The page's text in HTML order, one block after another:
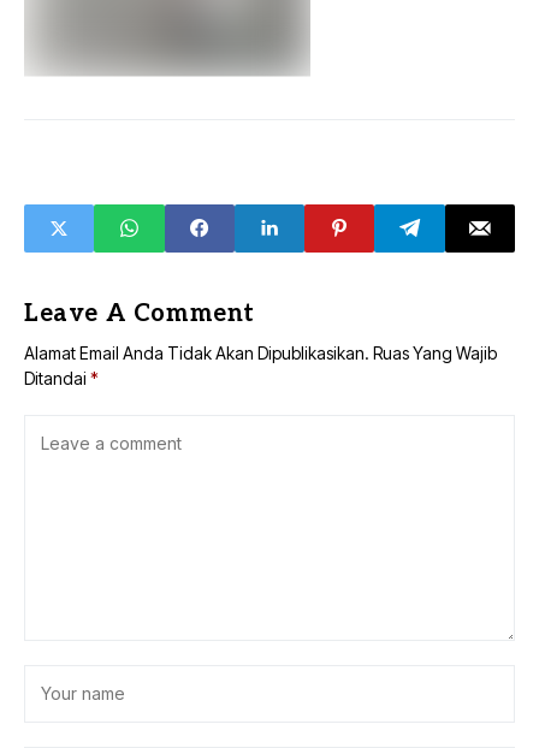
Leave A Comment
Alamat Email Anda Tidak Akan Dipublikasikan. Ruas Yang Wajib
Ditandai *